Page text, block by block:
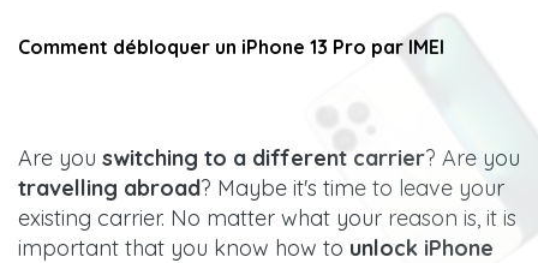
Comment débloquer un iPhone 13 Pro par IMEI
Are you switching to a different carrier? Are you
travelling abroad? Maybe it's time to leave your
existing carrier. No matter what your reason is, it is
important that you know how to unlock iPhone